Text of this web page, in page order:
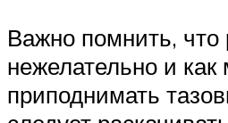
Важно помнить, что
нежелательно и
приподнимать